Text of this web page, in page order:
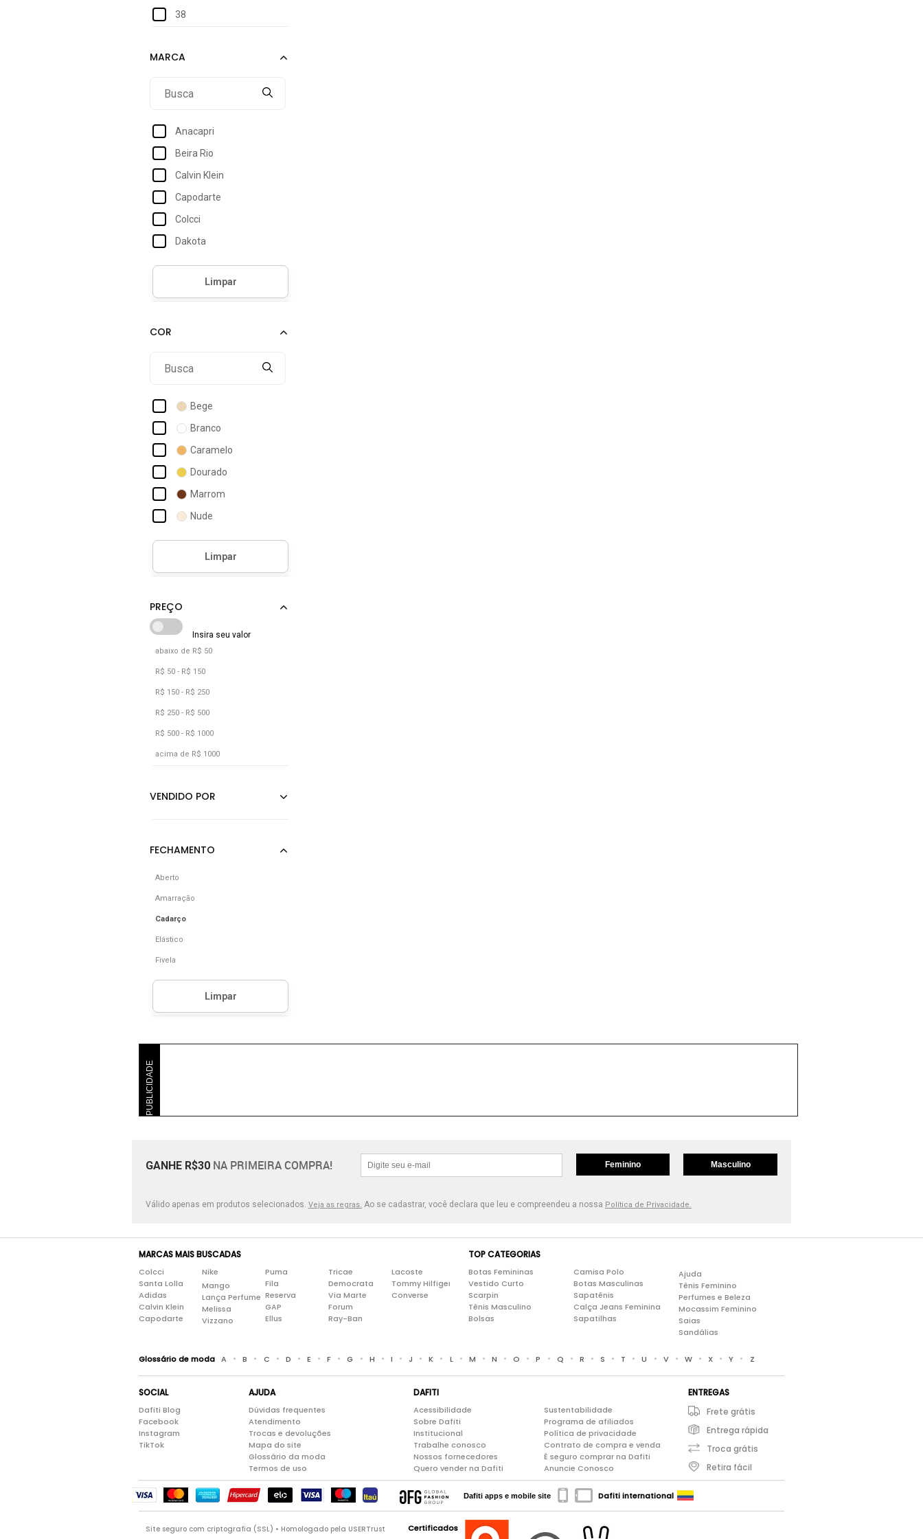
38
Anacapri
Beira Rio
Calvin Klein
Capodarte
Colcci
Dakota
Fila
Jorge Bischoff
Moleca
Bege
Branco
Caramelo
Dourado
Marrom
Nude
Off-white
Prata
abaixo de R$ 50
R$ 50 - R$ 150
R$ 150 - R$ 250
R$ 250 - R$ 500
R$ 500 - R$ 1000
acima de R$ 1000
Aberto
Amarração
Cadarço
Elástico
Fivela
PUBLICIDADE
GANHE R$30 NA PRIMEIRA COMPRA! Feminino Masculino
Válido apenas em produtos selecionados. Veja as regras. Ao se cadastrar, você declara que leu e compreendeu a nossa Política de Privacidade.
MARCAS MAIS BUSCADAS
Colcci
Santa Lolla
Adidas
Calvin Klein
Capodarte
Nike
Mango
Lança Perfume
Melissa
Vizzano
Puma
Fila
Reserva
GAP
Ellus
Tricae
Democrata
Via Marte
Forum
Ray-Ban
Lacoste
Tommy Hilfiger
Converse
TOP CATEGORIAS
Botas Femininas
Vestido Curto
Scarpin
Tênis Masculino
Bolsas
Camisa Polo
Botas Masculinas
Sapatênis
Calça Jeans Feminina
Sapatilhas
Ajuda
Tênis Feminino
Perfumes e Beleza
Mocassim Feminino
Saias
Sandálias
Glossário de moda A • B • C • D • E • F • G • H • I • J • K • L • M • N • O • P • Q • R • S • T • U • V • W • X • Y • Z
SOCIAL
Dafiti Blog
Facebook
Instagram
TikTok
AJUDA
Dúvidas frequentes
Atendimento
Trocas e devoluções
Mapa do site
Glossário da moda
Termos de uso
DAFITI
Acessibilidade
Sobre Dafiti
Institucional
Trabalhe conosco
Nossos fornecedores
Quero vender na Dafiti
Sustentabilidade
Programa de afiliados
Política de privacidade
Contrato de compra e venda
É seguro comprar na Dafiti
Anuncie Conosco
ENTREGAS
Frete grátis
Entrega rápida
Troca grátis
Retira fácil
Dafiti apps e mobile site Dafiti international
Site seguro com criptografia (SSL) • Homologado pela USERTrust Certificados